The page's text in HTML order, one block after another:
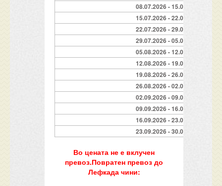
08.07.2026 - 15.07.2026
15.07.2026 - 22.07.2026
22.07.2026 - 29.07.2026
29.07.2026 - 05.08.2026
05.08.2026 - 12.08.2026
12.08.2026 - 19.08.2026
19.08.2026 - 26.08.2026
26.08.2026 - 02.09.2026
02.09.2026 - 09.09.2026
09.09.2026 - 16.09.2026
16.09.2026 - 23.09.2026
23.09.2026 - 30.09.2026
Во цената не е вклучен
превоз.Повратен превоз до
Лефкада чини: